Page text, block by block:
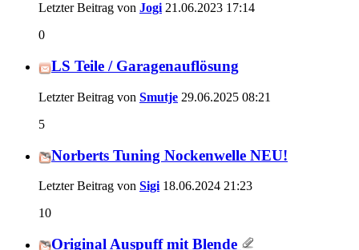
Letzter Beitrag von Jogi 21.06.2023 17:14
0
LS Teile / Garagenauflösung
Letzter Beitrag von Smutje 29.06.2025 08:21
5
Norberts Tuning Nockenwelle NEU!
Letzter Beitrag von Sigi 18.06.2024 21:23
10
Original Auspuff mit Blende